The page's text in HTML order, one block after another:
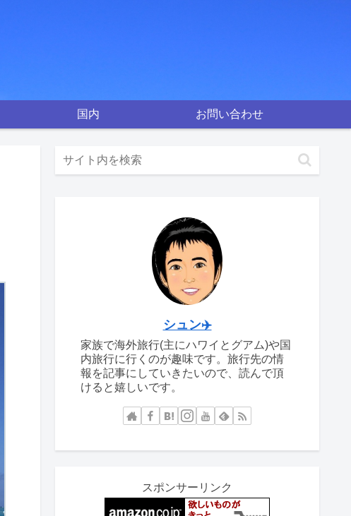
国内 お問い合わせ
シュン✈️
家族で海外旅行(主にハワイとグアム)や国
内旅行に行くのが趣味です。旅行先の情
報を記事にしていきたいので、読んで頂
けると嬉しいです。
スポンサーリンク